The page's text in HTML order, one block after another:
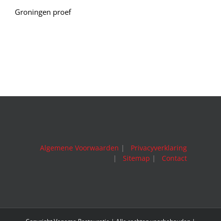
Groningen proef
Algemene Voorwaarden | Privacyverklaring
|Sitemap | Contact